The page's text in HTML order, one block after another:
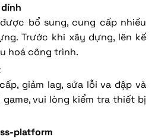
bổ sung, cung cấp nhiều
Trước khi xây dựng, lên kế
hoá công trình.
giảm lag, sửa lỗi va đập và
vui lòng kiểm tra thiết bị
platform